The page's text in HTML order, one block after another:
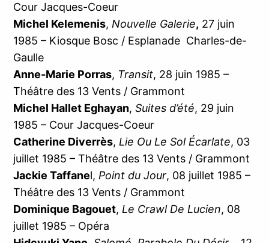
Cour Jacques-Coeur
Michel Kelemenis, Nouvelle Galerie, 27 juin
1985 – Kiosque Bosc / Esplanade Charles-de-
Gaulle
Anne-Marie Porras, Transit, 28 juin 1985 –
Théâtre des 13 Vents / Grammont
Michel Hallet Eghayan, Suites d’été, 29 juin
1985 – Cour Jacques-Coeur
Catherine Diverrès, Lie Ou Le Sol Écarlate, 03
juillet 1985 – Théâtre des 13 Vents / Grammont
Jackie Taffanel, Point du Jour, 08 juillet 1985 –
Théâtre des 13 Vents / Grammont
Dominique Bagouet, Le Crawl De Lucien, 08
juillet 1985 – Opéra